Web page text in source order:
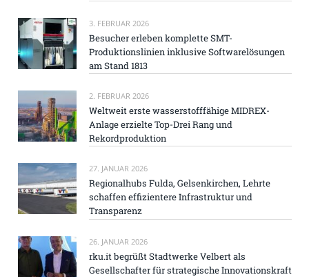
3. FEBRUAR 2026
Besucher erleben komplette SMT-
Produktionslinien inklusive Softwarelösungen
am Stand 1813
2. FEBRUAR 2026
Weltweit erste wasserstofffähige MIDREX-
Anlage erzielte Top-Drei Rang und
Rekordproduktion
27. JANUAR 2026
Regionalhubs Fulda, Gelsenkirchen, Lehrte
schaffen effizientere Infrastruktur und
Transparenz
26. JANUAR 2026
rku.it begrüßt Stadtwerke Velbert als
Gesellschafter für strategische Innovationskraft